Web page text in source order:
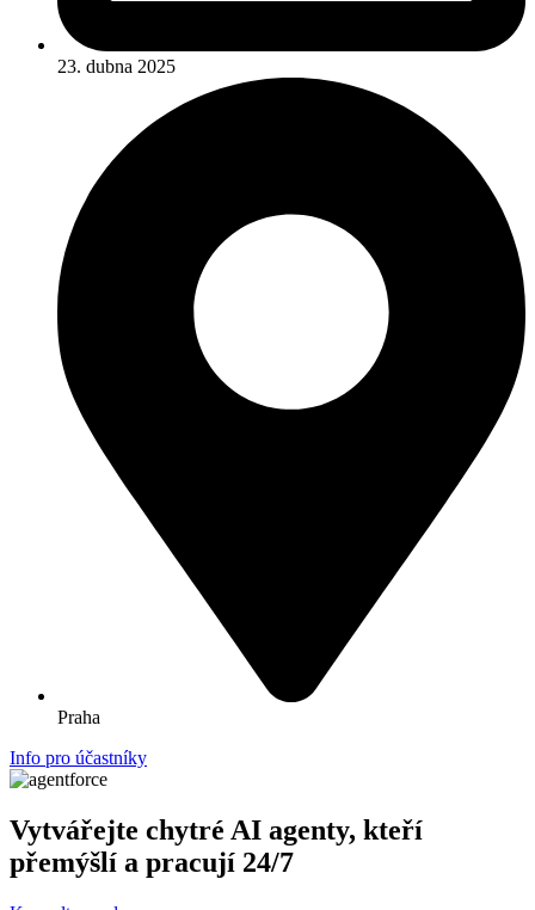
23. dubna 2025
Praha
Info pro účastníky
Vytvářejte chytré AI agenty, kteří
přemýšlí a pracují 24/7